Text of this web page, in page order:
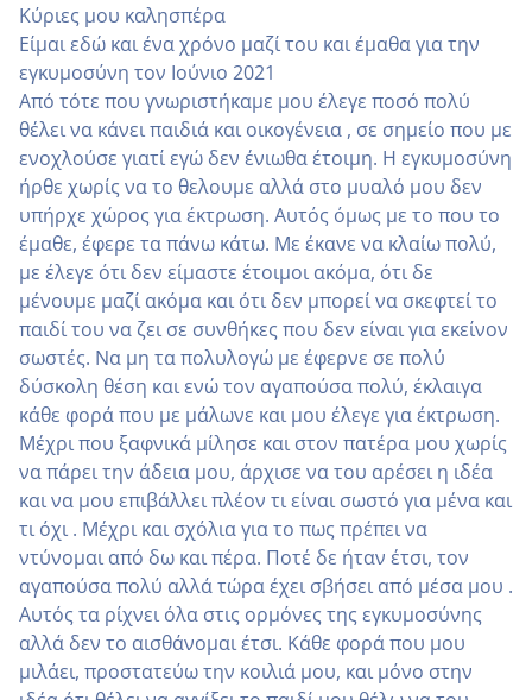
Κύριες μου καλησπέρα
Είμαι εδώ και ένα χρόνο μαζί του και έμαθα για την
εγκυμοσύνη τον Ιούνιο 2021
Από τότε που γνωριστήκαμε μου έλεγε ποσό πολύ
θέλει να κάνει παιδιά και οικογένεια , σε σημείο που με
ενοχλούσε γιατί εγώ δεν ένιωθα έτοιμη. Η εγκυμοσύνη
ήρθε χωρίς να το θελουμε αλλά στο μυαλό μου δεν
υπήρχε χώρος για έκτρωση. Αυτός όμως με το που το
έμαθε, έφερε τα πάνω κάτω. Με έκανε να κλαίω πολύ,
με έλεγε ότι δεν είμαστε έτοιμοι ακόμα, ότι δε
μένουμε μαζί ακόμα και ότι δεν μπορεί να σκεφτεί το
παιδί του να ζει σε συνθήκες που δεν είναι για εκείνον
σωστές. Να μη τα πολυλογώ με έφερνε σε πολύ
δύσκολη θέση και ενώ τον αγαπούσα πολύ, έκλαιγα
κάθε φορά που με μάλωνε και μου έλεγε για έκτρωση.
Μέχρι που ξαφνικά μίλησε και στον πατέρα μου χωρίς
να πάρει την άδεια μου, άρχισε να του αρέσει η ιδέα
και να μου επιβάλλει πλέον τι είναι σωστό για μένα και
τι όχι . Μέχρι και σχόλια για το πως πρέπει να
ντύνομαι από δω και πέρα. Ποτέ δε ήταν έτσι, τον
αγαπούσα πολύ αλλά τώρα έχει σβήσει από μέσα μου .
Αυτός τα ρίχνει όλα στις ορμόνες της εγκυμοσύνης
αλλά δεν το αισθάνομαι έτσι. Κάθε φορά που μου
μιλάει, προστατεύω την κοιλιά μου, και μόνο στην